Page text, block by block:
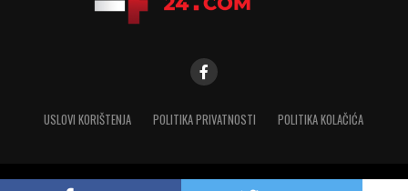
USLOVI KORIŠTENJA POLITIKA PRIVATNOSTI POLITIKA KOLAČIĆA